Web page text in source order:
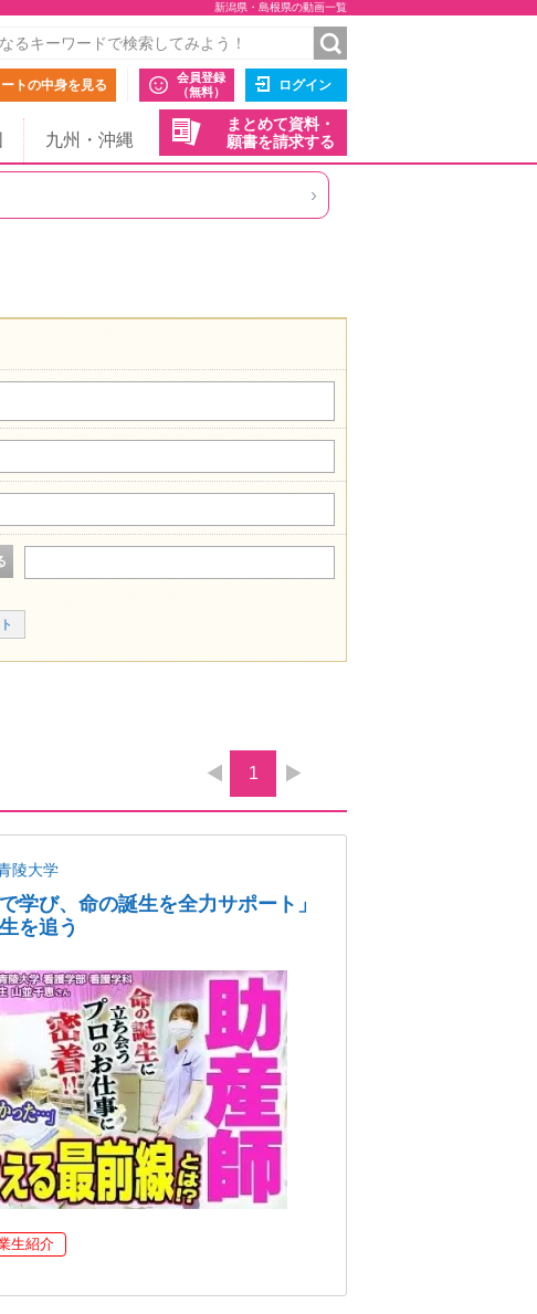
新潟県・島根県の動画一覧
トの中身を見る
会員登録
（無料）
ログイン
まとめて資料・
願書を請求する
九州・沖縄
›
1
陵大学
学び、命の誕生を全力サポート」
を追う
生紹介